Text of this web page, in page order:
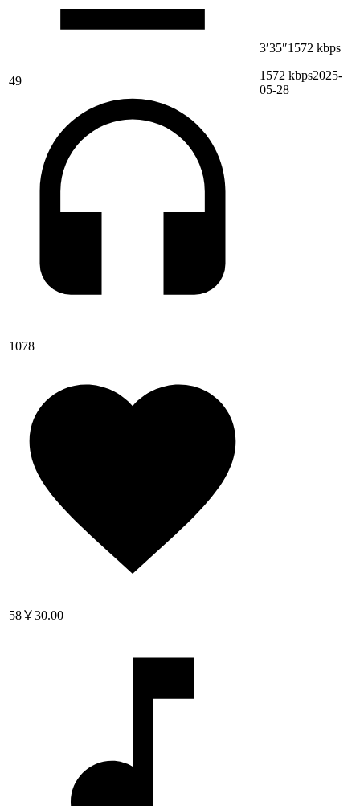
49
1078
58￥30.00
3′35″1572 kbps
1572 kbps2025-
05-28